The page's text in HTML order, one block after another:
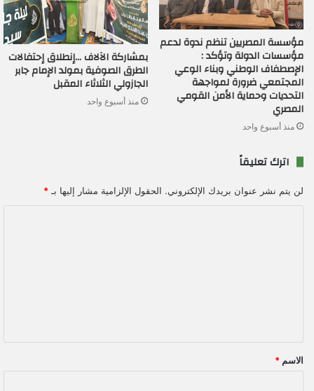
مؤسسة المصريين تنظم ندوة لدعم
مؤسسات الدولة وتؤكد :
الإصطفاف الوطني وبناء الوعي
المجتمعي ضرورة لمواجهة
التحديات وحماية الأمن القومي
المصري
منذ أسبوع واحد
بمشاركة الآلاف …إنطلاق إحتفالات
الطرق الصوفية بمولد الإمام جابر
الجازولي الثلاثاء المقبل
منذ أسبوع واحد
اترك تعليقاً
لن يتم نشر عنوان بريدك الإلكتروني. الحقول الإلزامية مشار إليها بـ *
ق
*
الاسم *